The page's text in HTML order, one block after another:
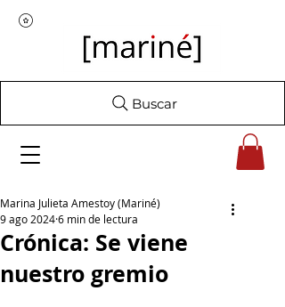
Buscar
Crónica: Se viene
nuestro gremio
Marina Julieta Amestoy (Mariné)
9 ago 20246 min de lectura